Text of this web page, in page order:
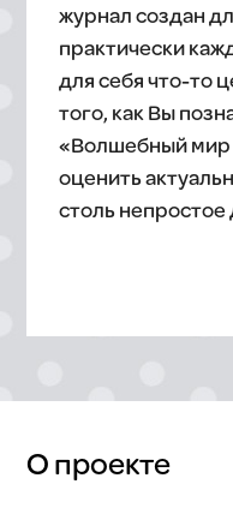
журнал создан
практически
для себя что-то
того, как Вы
«Волшебный мир
оценить
столь
О проекте